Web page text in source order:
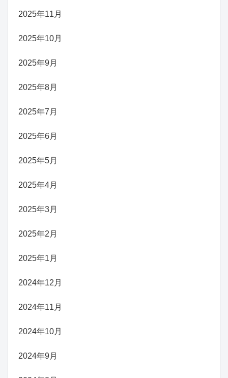
2025年11月
2025年10月
2025年9月
2025年8月
2025年7月
2025年6月
2025年5月
2025年4月
2025年3月
2025年2月
2025年1月
2024年12月
2024年11月
2024年10月
2024年9月